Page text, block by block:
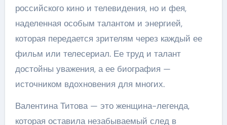
российского кино и телевидения, но и фея,
наделенная особым талантом и энергией,
которая передается зрителям через каждый ее
фильм или телесериал. Ее труд и талант
достойны уважения, а ее биография —
источником вдохновения для многих.
Валентина Титова — это женщина-легенда,
которая оставила незабываемый след в